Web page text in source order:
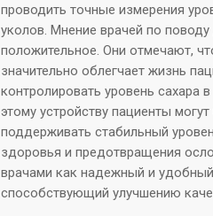
проводить точные измерения
уколов. Мнение врачей по
положительное. Они отмечают,
значительно облегчает жизнь
контролировать уровень сахара
этому устройству пациенты
поддерживать стабильный
здоровья и предотвращения
врачами как надежный и
способствующий улучшению